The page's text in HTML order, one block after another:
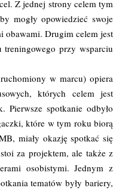
Z jednej strony celem tym
mogły opowiedzieć swoje
obawami. Drugim celem jest
treningowego przy wsparciu
w marcu) opiera
których celem jest
Pierwsze spotkanie odbyło
które w tym roku biorą
miały okazję spotkać się
za projektem, ale także z
osobistymi. Jednym z
tematów były bariery,